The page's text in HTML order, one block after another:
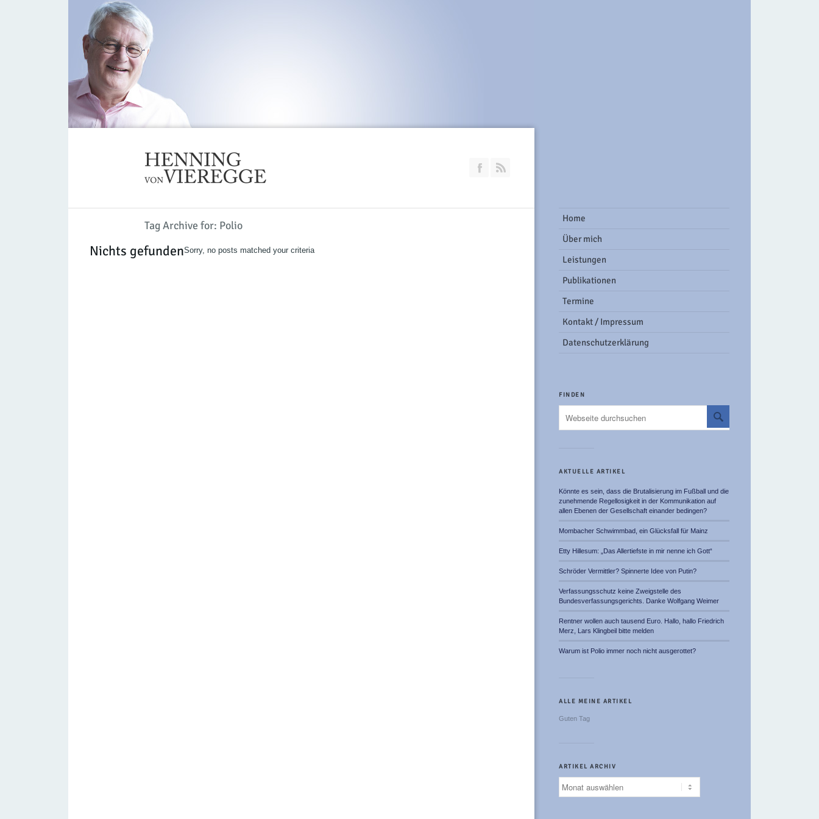
Join our Facebook Group
Tag Archive for: Polio
Nichts gefundenSorry, no posts matched your criteria
Home
Über mich
Leistungen
Publikationen
Termine
Kontakt / Impressum
Datenschutzerklärung
FINDEN
AKTUELLE ARTIKEL
Könnte es sein, dass die Brutalisierung im Fußball und die
zunehmende Regellosigkeit in der Kommunikation auf
allen Ebenen der Gesellschaft einander bedingen?
Mombacher Schwimmbad, ein Glücksfall für Mainz
Etty Hillesum: „Das Allertiefste in mir nenne ich Gott“
Schröder Vermittler? Spinnerte Idee von Putin?
Verfassungsschutz keine Zweigstelle des
Bundesverfassungsgerichts. Danke Wolfgang Weimer
Rentner wollen auch tausend Euro. Hallo, hallo Friedrich
Merz, Lars Klingbeil bitte melden
Warum ist Polio immer noch nicht ausgerottet?
ALLE MEINE ARTIKEL
Guten Tag
ARTIKEL ARCHIV
Artikel
Archiv